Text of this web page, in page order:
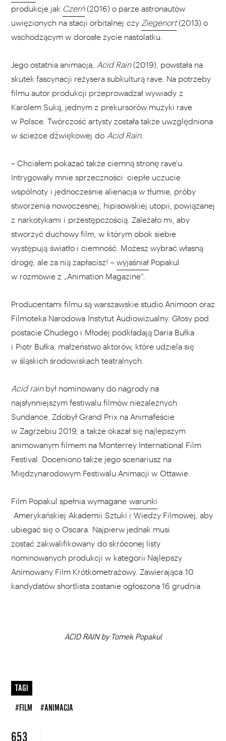
produkcje jak Czerń (2016) o parze astronautów
uwięzionych na stacji orbitalnej czy Ziegenort (2013) o
wschodzącym w dorosłe życie nastolatku.
Jego ostatnia animacja, Acid Rain (2019), powstała na
skutek fascynacji reżysera subkulturą rave. Na potrzeby
filmu autor produkcji przeprowadzał wywiady z
Karolem Suką, jednym z prekursorów muzyki rave
w Polsce. Twórczość artysty została także uwzględniona
w ścieżce dźwiękowej do Acid Rain.
– Chciałem pokazać także ciemną stronę rave'u.
Intrygowały mnie sprzeczności: ciepłe uczucie
wspólnoty i jednocześnie alienacja w tłumie, próby
stworzenia nowoczesnej, hipisowskiej utopii, powiązanej
z narkotykami i przestępczością. Zależało mi, aby
stworzyć duchowy film, w którym obok siebie
występują światło i ciemność. Możesz wybrać własną
drogę, ale za nią zapłacisz! – wyjaśniał Popakul
w rozmowie z „Animation Magazine”.
Producentami filmu są warszawskie studio Animoon oraz
Filmoteka Narodowa Instytut Audiowizualny. Głosy pod
postacie Chudego i Młodej podkładają Daria Bułka
i Piotr Bułka, małżeństwo aktorów, które udziela się
w śląskich środowiskach teatralnych.
Acid rainbył nominowany do nagrody na
najsłynniejszym festiwalu filmów niezależnych
Sundance. Zdobył Grand Prix na Animafeście
w Zagrzebiu 2019, a także okazał się najlepszym
animowanym filmem na Monterrey International Film
Festival. Doceniono także jego scenariusz na
Międzynarodowym Festiwalu Animacji w Ottawie.
Film Popakul spełnia wymagane warunki
Amerykańskiej Akademii Sztuki i Wiedzy Filmowej, aby
ubiegać się o Oscara. Najpierw jednak musi
zostać zakwalifikowany do skróconej listy
nominowanych produkcji w kategorii Najlepszy
Animowany Film Krótkometrażowy. Zawierająca 10
kandydatów shortlista zostanie ogłoszona 16 grudnia.
ACID RAIN by Tomek Popakul
TAGI
#FILM #ANIMACJA
653